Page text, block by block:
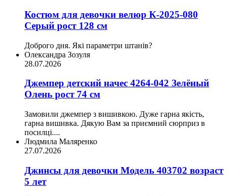
Костюм для девочки велюр К-2025-080
Серый рост 128 см
Доброго дня. Які параметри штанів?
Олександра Зозуля
28.07.2026
Джемпер детский начес 4264-042 Зелёный
Олень рост 74 см
Замовили джемпер з вишивкою. Дуже гарна якість,
гарна вишивка. Дякую Вам за приємний сюрприз в
посилці....
Людмила Маляренко
27.07.2026
Джинсы для девочки Модель 403702 возраст
5 лет